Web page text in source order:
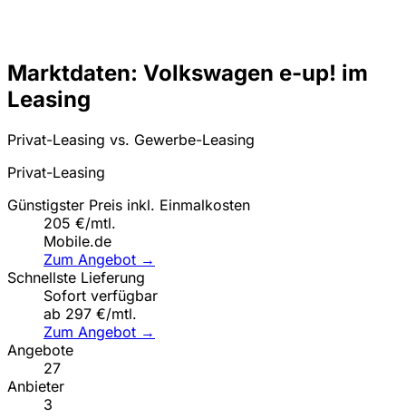
Marktdaten: Volkswagen e-up! im
Leasing
Privat-Leasing vs. Gewerbe-Leasing
Privat-Leasing
Günstigster Preis inkl. Einmalkosten
205 €/mtl.
Mobile.de
Zum Angebot →
Schnellste Lieferung
Sofort verfügbar
ab 297 €/mtl.
Zum Angebot →
Angebote
27
Anbieter
3